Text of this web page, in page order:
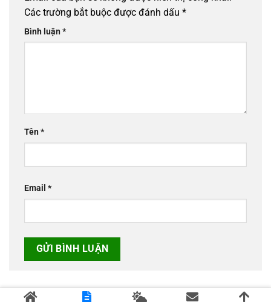
Các trường bắt buộc được đánh dấu *
Bình luận*
Tên*
Email *